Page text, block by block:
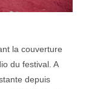
la couverture
du festival. A
depuis